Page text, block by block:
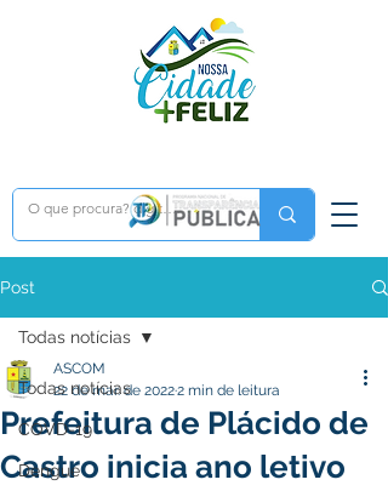
Post
Todas notícias
COVD-19
Dengue
Todas notícias
Prefeitura de Plácido de
Castro inicia ano letivo
ASCOM
22 de mar. de 20222 min de leitura